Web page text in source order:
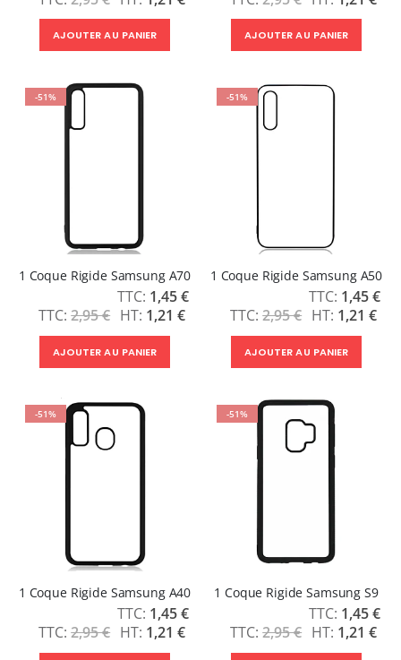
AJOUTER AU PANIER AJOUTER AU PANIER
-51%
1 Coque Rigide Samsung A70
2,95 €
Prix
Spécial
1,45 €
1,21 €
AJOUTER AU PANIER
-51%
1 Coque Rigide Samsung A50
2,95 €
Prix
Spécial
1,45 €
1,21 €
AJOUTER AU PANIER
-51%
1 Coque Rigide Samsung A40
2,95 €
Prix
Spécial
1,45 €
1,21 €
-51%
1 Coque Rigide Samsung S9
2,95 €
Prix
Spécial
1,45 €
1,21 €